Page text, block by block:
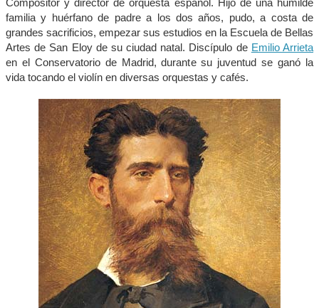
Compositor y director de orquesta español. Hijo de una humilde
familia y huérfano de padre a los dos años, pudo, a costa de
grandes sacrificios, empezar sus estudios en la Escuela de Bellas
Artes de San Eloy de su ciudad natal. Discípulo de Emilio Arrieta
en el Conservatorio de Madrid, durante su juventud se ganó la
vida tocando el violín en diversas orquestas y cafés.